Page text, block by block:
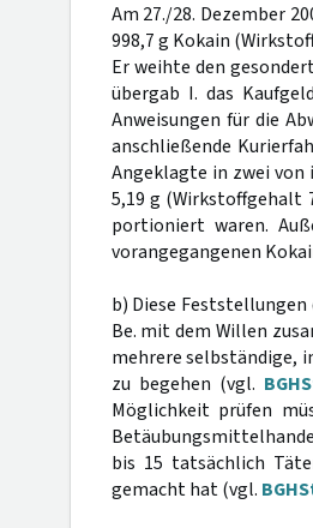
Am 27./28. Dezember
998,7 g Kokain
Er weihte den
übergab I. das
Anweisungen für die
anschließende
Angeklagte in zwei von
5,19 g (Wirkstoffgehalt
portioniert waren.
vorangegangenen
b) Diese
Be. mit dem Willen
mehrere selbständige,
zu begehen (vgl.
Möglichkeit prüfen
bis 15 tatsächlich
gemacht hat (vgl.